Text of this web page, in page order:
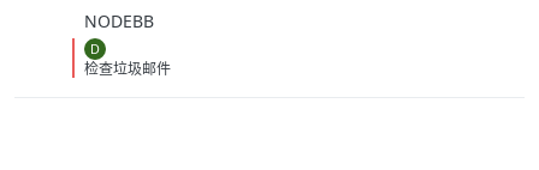
亨植 （李民基 饰）是海上救生员，他在一次行动中，认识了富家小姐
金希美（姜艺媛 饰），两人在阴差阳错的交往中，闹出了不少误会。
维珍（严正花 饰）推动海云台成为世博会旅游观光点的大使，她
和前夫——国际海洋研究所地质专家金辉（朴重勋 饰）育有一女，但
NODEBB
D
检查垃圾邮件